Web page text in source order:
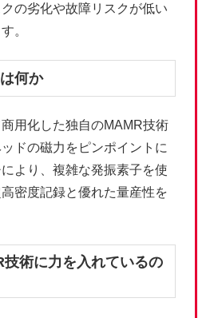
の劣化や故障リスクが低い
。
何か
用化した独自のMAMR技術
ドの磁力をピンポイントに
より、複雑な発振素子を使
密度記録と優れた量産性を
術に力を入れているの